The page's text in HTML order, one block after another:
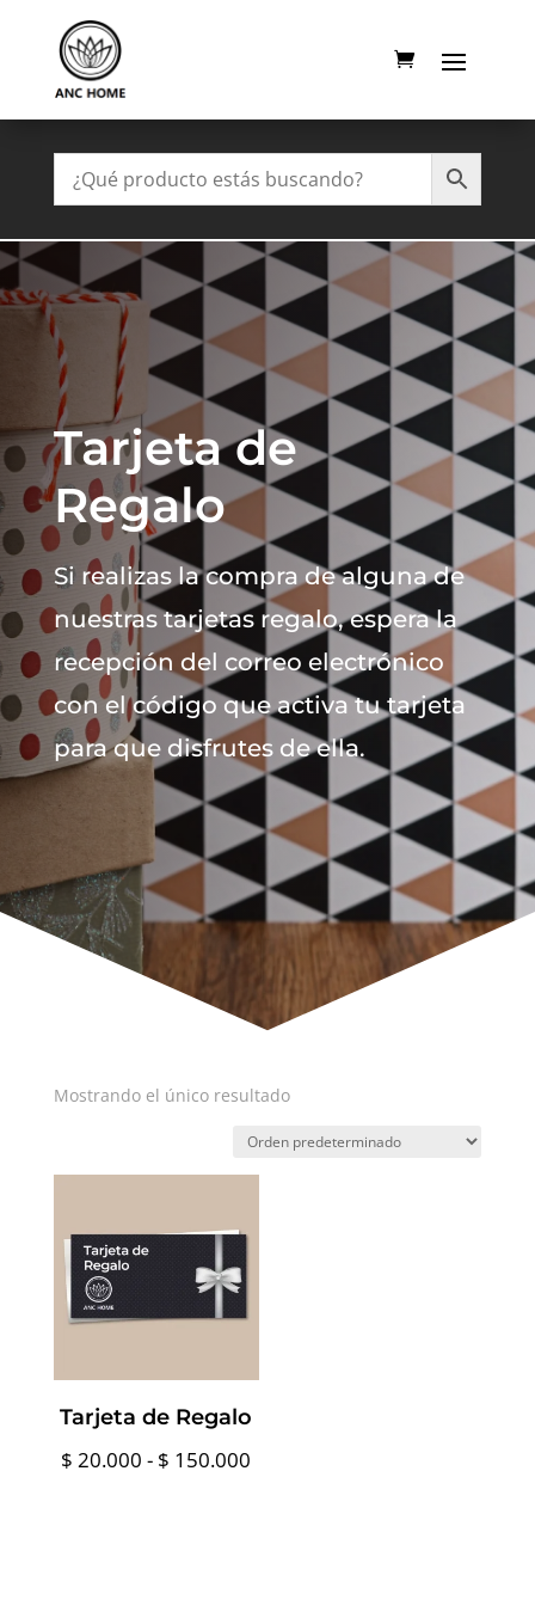
Tarjeta de
Regalo
Si realizas la compra de alguna de
nuestras tarjetas regalo, espera la
recepción del correo electrónico
con el código que activa tu tarjeta
para que disfrutes de ella.
Mostrando el único resultado
Tarjeta de Regalo
$ 20.000 - $ 150.000